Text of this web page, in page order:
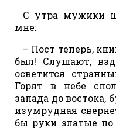
С утра мужики
мне:
– Пост теперь,
был! Слушают,
осветится
Горят в небе
запада до востока,
изумрудная
бы руки златые по